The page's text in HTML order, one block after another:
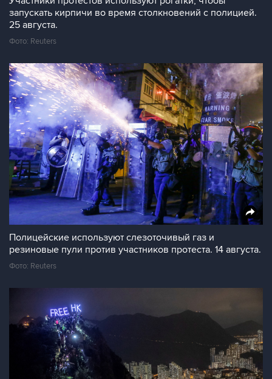
запускать кирпичи во время столкновений с полицией.
25 августа.
Фото: Reuters
Полицейские используют слезоточивый газ и
резиновые пули против участников протеста. 14 августа.
Фото: Reuters